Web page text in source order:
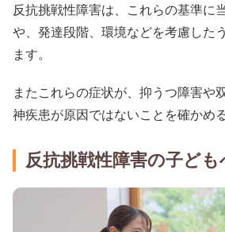
反抗挑戦性障害は、これらの基準に
や、発達段階、環境などを考慮した
ます。
またこれらの症状が、抑うつ障害や
神疾患が原因ではないことを確かめ
反抗挑戦性障害の子ど